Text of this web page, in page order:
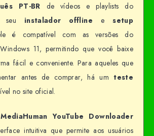
PT-BR de vídeos e playlists do
seu instalador offline esetup
é compatível com as versões do
11, permitindo que você baixe
fácil e conveniente. Para aqueles que
antes de comprar, há umteste
no site oficial.
MediaHuman YouTube Downloader
intuitiva que permite aos usuários